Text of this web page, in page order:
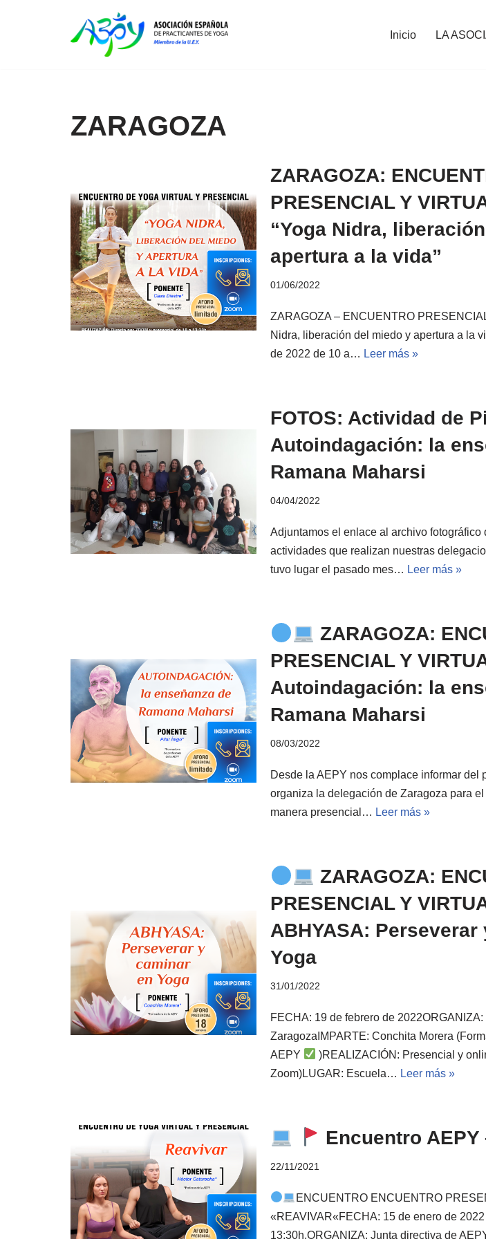
Inicio LA
ZARAGOZA
ZARAGOZA:
PRESENCIAL Y
“Yoga Nidra,
apertura a la vida”
01/06/2022
ZARAGOZA – ENCUENTRO
Nidra, liberación del miedo y apertura a la
de 2022 de 10 a… Leer más »
FOTOS: Actividad de
Autoindagación: la
Ramana Maharsi
04/04/2022
Adjuntamos el enlace al archivo fotográfico
actividades que realizan nuestras
tuvo lugar el pasado mes… Leer más »
ZARAGOZA:
PRESENCIAL Y
Autoindagación: la
Ramana Maharsi
08/03/2022
Desde la AEPY nos complace informar del
organiza la delegación de Zaragoza para
manera presencial… Leer más »
ZARAGOZA:
PRESENCIAL Y
ABHYASA:
Yoga
31/01/2022
FECHA: 19 de febrero de
ZaragozaIMPARTE: Conchita Morera
AEPY
)REALIZACIÓN: Presencial y
Zoom)LUGAR: Escuela… Leer más »
Encuentro AEPY
22/11/2021
ENCUENTRO ENCUENTRO
«REAVIVAR«FECHA: 15 de enero de
13:30h.ORGANIZA: Junta directiva de